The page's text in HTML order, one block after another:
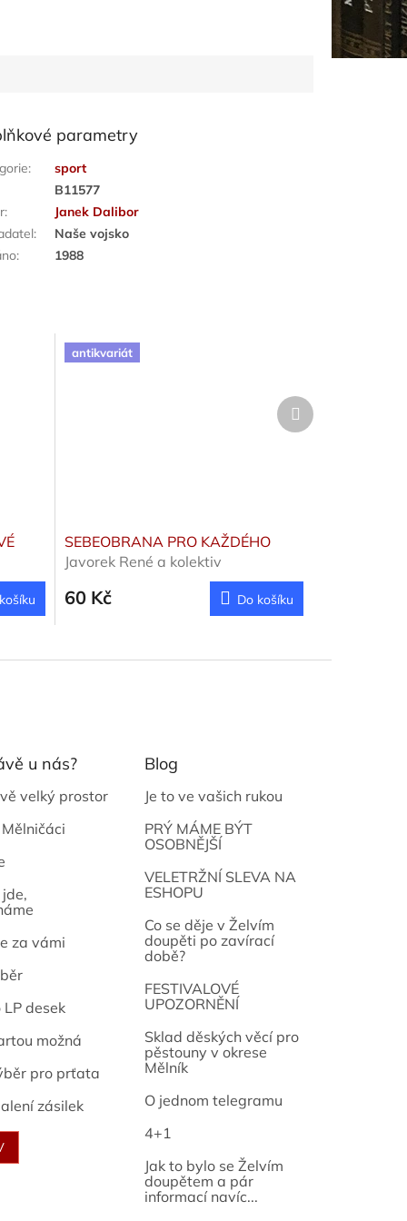
parametry
:
sport
B11577
:
Janek Dalibor
:
Naše vojsko
: 1988
antikvariát
SEBEOBRANA PRO KAŽDÉHO
Javorek René a kolektiv
60 Kč Do košíku
Další
produkt
u nás?
velký prostor
za vámi
desek
možná
pro prťata
zásilek
Blog
Je to ve vašich rukou
PRÝ MÁME BÝT
OSOBNĚJŠÍ
VELETRŽNÍ SLEVA NA
ESHOPU
Co se děje v Želvím
doupěti po zavírací
době?
FESTIVALOVÉ
UPOZORNĚNÍ
Sklad děských věcí pro
pěstouny v okrese
Mělník
O jednom telegramu
4+1
Jak to bylo se Želvím
doupětem a pár
informací navíc...